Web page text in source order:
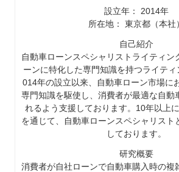
設立年： 2014年
所在地： 東京都（本社）
自己紹介
自動車ローンスペシャリストライティン
ーンに特化した専門知識を持つライテ
014年の設立以来、自動車ローン市場に
専門知識を駆使し、消費者が最適な自動
れるよう支援しております。10年以上
を通じて、自動車ローンスペシャリスト
しております。
研究概要
消費者が自社ローンで自動車購入時の複